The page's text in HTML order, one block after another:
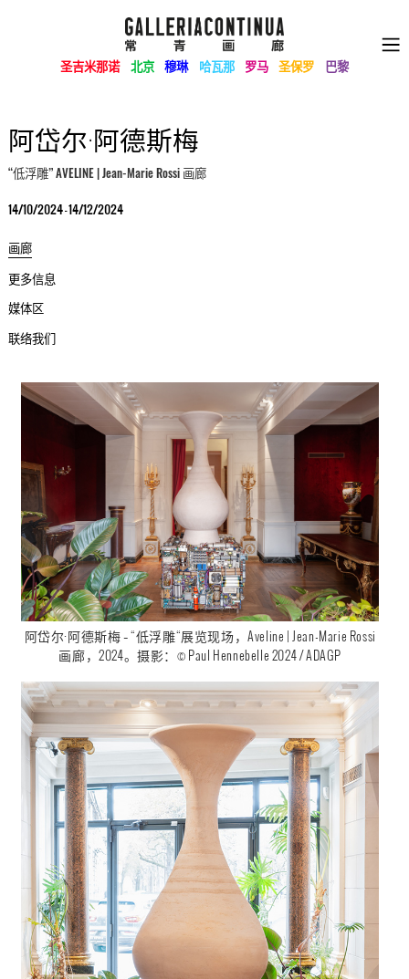
圣吉米那诺 北京 穆琳 哈瓦那 罗马 圣保罗 巴黎
阿岱尔·阿德斯梅
“低浮雕” AVELINE | Jean-Marie Rossi 画廊
14/10/2024 - 14/12/2024
画廊
更多信息
媒体区
联络我们
阿岱尔·阿德斯梅 – “低浮雕“展览现场，Aveline | Jean-Marie Rossi
画廊，2024。摄影：© Paul Hennebelle 2024 / ADAGP